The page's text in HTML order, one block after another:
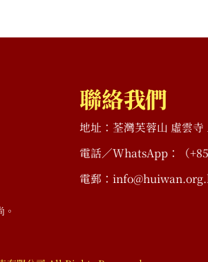
聯絡我們
地址：荃灣芙蓉山 虛雲寺
電話／WhatsApp：（
電郵：